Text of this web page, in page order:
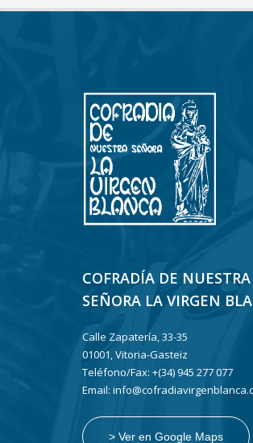
COFRADÍA DE NUESTRA
SEÑORA LA VIRGEN
Calle Zapatería, 33-35
01001, Vitoria-Gasteiz
Teléfono/Fax: +(34) 945 277 077
Email:
> Ver en Google Maps